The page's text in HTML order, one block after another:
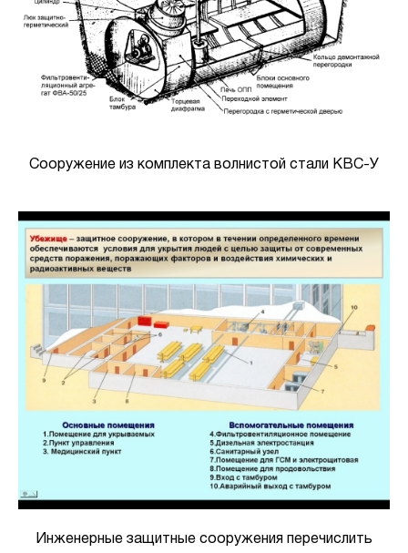
Сооружение из комплекта волнистой стали КВС-У
Инженерные защитные сооружения перечислить